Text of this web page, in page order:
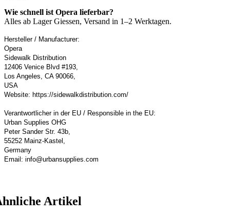
Wie schnell ist Opera lieferbar?
Alles ab Lager Giessen, Versand in 1–2 Werktagen.
Hersteller / Manufacturer:
Opera
Sidewalk Distribution
12406 Venice Blvd #193,
Los Angeles, CA 90066,
USA
Website: https://sidewalkdistribution.com/
Verantwortlicher in der EU / Responsible in the EU:
Urban Supplies OHG
Peter Sander Str. 43b,
55252 Mainz-Kastel,
Germany
Email: info@urbansupplies.com
Artikel